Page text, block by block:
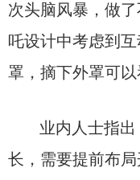
次头脑风暴，做
吒设计中考虑到
罩，摘下外罩可
业内人士指
长，需要提前布